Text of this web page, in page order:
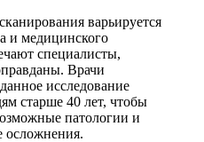
варьируется
и медицинского
специалисты,
Врачи
исследование
старше 40 лет, чтобы
патологии и
осложнения.